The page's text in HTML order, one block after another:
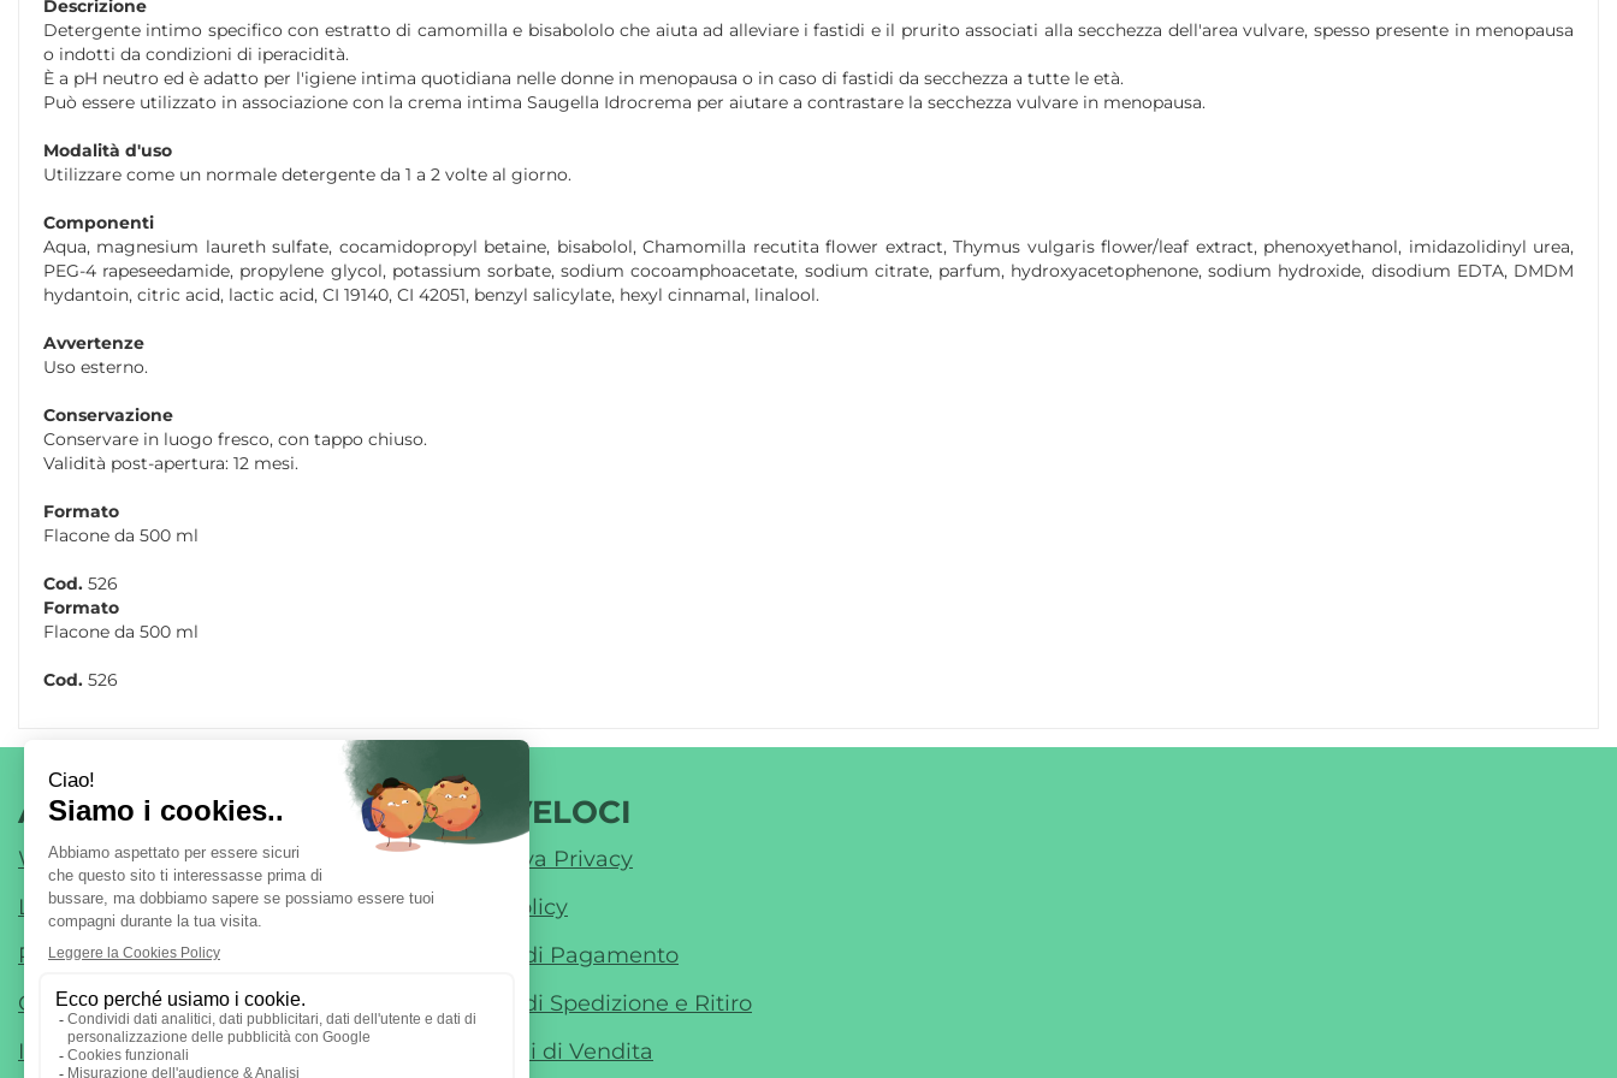
Descrizione
Detergente intimo specifico con estratto di camomilla e bisabololo che aiuta ad alleviare i fastidi e il prurito associati alla secchezza dell'area vulvare, spesso presente in menopausa
o indotti da condizioni di iperacidità.
È a pH neutro ed è adatto per l'igiene intima quotidiana nelle donne in menopausa o in caso di fastidi da secchezza a tutte le età.
Può essere utilizzato in associazione con la crema intima Saugella Idrocrema per aiutare a contrastare la secchezza vulvare in menopausa.
Modalità d'uso
Utilizzare come un normale detergente da 1 a 2 volte al giorno.
Componenti
Aqua, magnesium laureth sulfate, cocamidopropyl betaine, bisabolol, Chamomilla recutita flower extract, Thymus vulgaris flower/leaf extract, phenoxyethanol, imidazolidinyl urea,
PEG-4 rapeseedamide, propylene glycol, potassium sorbate, sodium cocoamphoacetate, sodium citrate, parfum, hydroxyacetophenone, sodium hydroxide, disodium EDTA, DMDM
hydantoin, citric acid, lactic acid, CI 19140, CI 42051, benzyl salicylate, hexyl cinnamal, linalool.
Avvertenze
Uso esterno.
Conservazione
Conservare in luogo fresco, con tappo chiuso.
Validità post-apertura: 12 mesi.
Formato
Flacone da 500 ml
Cod. 526
Formato
Flacone da 500 ml
Cod. 526
AREA UTENTE
Wishlist
Login
Registrati
Contatti
Iscrizione alla Newsletter
LINK VELOCI
Informativa Privacy
Cookie Policy
Modalità di Pagamento
Modalità di Spedizione e Ritiro
Condizioni di Vendita